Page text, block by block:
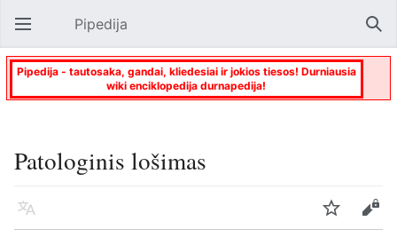
Atverti pagrindinį meniu Pipedija
Pipedija - tautosaka, gandai, kliedesiai ir jokios tiesos! Durniausia
wiki enciklopedija durnapedija!
Patologinis lošimas
Kalba Stebėti
Keisti